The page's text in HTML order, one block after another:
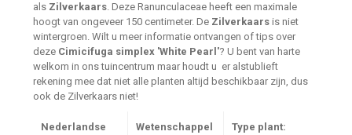
als Zilverkaars. Deze Ranunculaceae heeft een maximale
hoogt van ongeveer 150 centimeter. De Zilverkaars is niet
wintergroen. Wilt u meer informatie ontvangen of tips over
deze Cimicifuga simplex 'White Pearl'? U bent van harte
welkom in ons tuincentrum maar houdt u er alstublieft
rekening mee dat niet alle planten altijd beschikbaar zijn, dus
ook de Zilverkaars niet!
Nederlandse
Wetenschappel
Type plant: